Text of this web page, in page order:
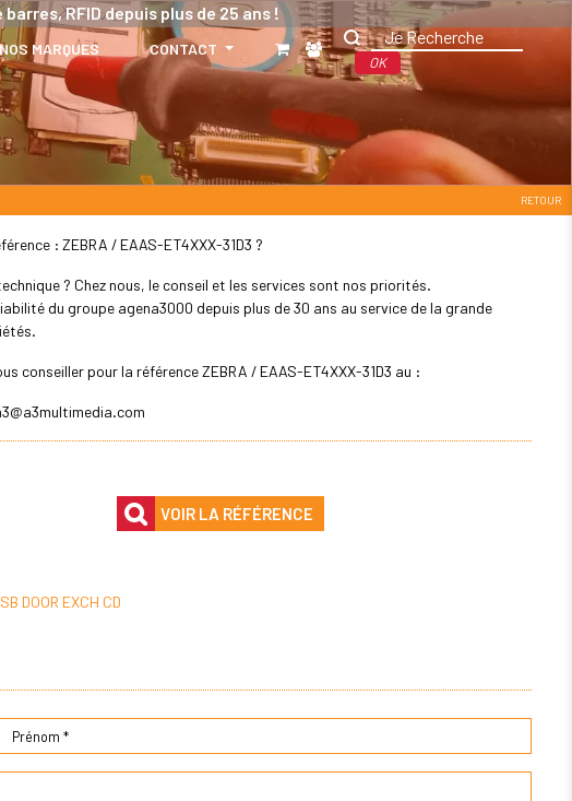
RFID depuis plus de 25 ans !
NOS MARQUES CONTACT
OK
RETOUR
: ZEBRA / EAAS-ET4XXX-31D3 ?
? Chez nous, le conseil et les services sont nos priorités.
du groupe agena3000 depuis plus de 30 ans au service de la grande
conseiller pour la référence ZEBRA / EAAS-ET4XXX-31D3 au :
VOIR LA RÉFÉRENCE
DOOR EXCH CD